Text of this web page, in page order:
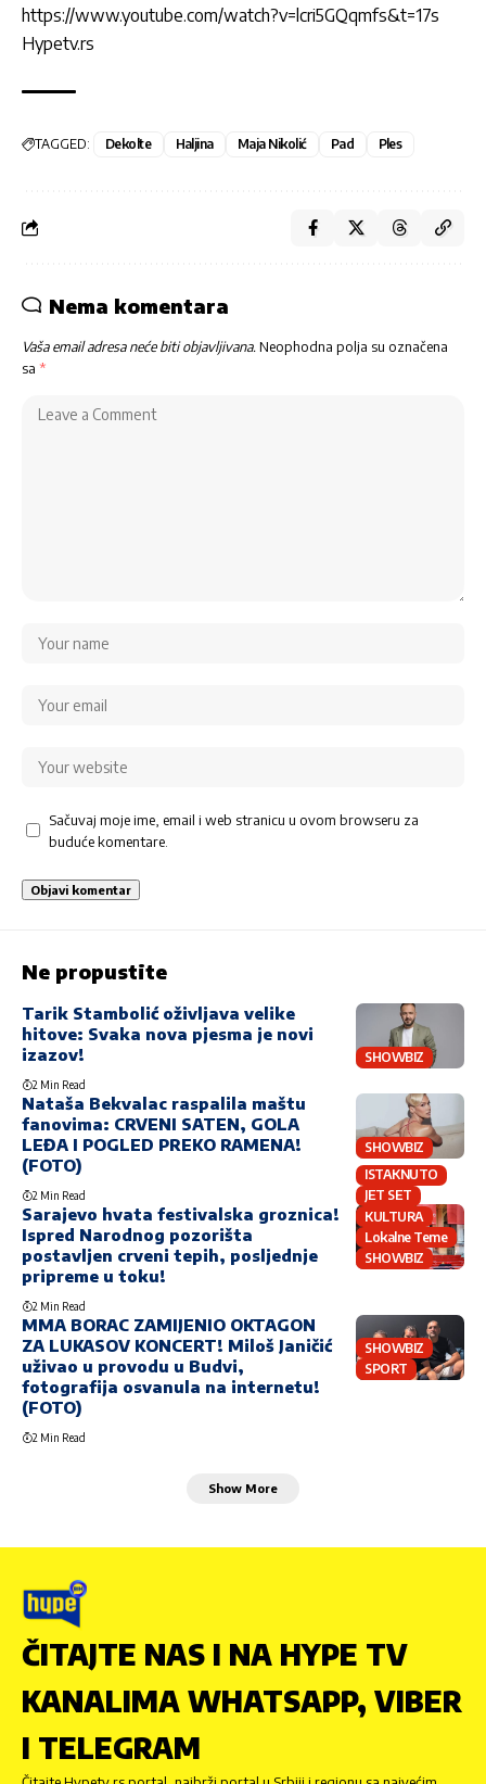
https://www.youtube.com/watch?v=lcri5GQqmfs&t=17s
Hypetv.rs
TAGGED: Dekolte Haljina Maja Nikolić Pad Ples
Nema komentara
Vaša email adresa neće biti objavljivana. Neophodna polja su označena
sa *
Sačuvaj moje ime, email i web stranicu u ovom browseru za
buduće komentare.
Ne propustite
SHOWBIZ
Tarik Stambolić oživljava velike
hitove: Svaka nova pjesma je novi
izazov!
2 Min Read
SHOWBIZ
Nataša Bekvalac raspalila maštu
fanovima: CRVENI SATEN, GOLA
LEĐA I POGLED PREKO RAMENA!
(FOTO)
2 Min Read
ISTAKNUTO
JET SET
KULTURA
Lokalne Teme
SHOWBIZ
Sarajevo hvata festivalska groznica!
Ispred Narodnog pozorišta
postavljen crveni tepih, posljednje
pripreme u toku!
2 Min Read
SHOWBIZ
SPORT
MMA BORAC ZAMIJENIO OKTAGON
ZA LUKASOV KONCERT! Miloš Janičić
uživao u provodu u Budvi,
fotografija osvanula na internetu!
(FOTO)
2 Min Read
Show More
ČITAJTE NAS I NA HYPE TV
KANALIMA WHATSAPP, VIBER
I TELEGRAM